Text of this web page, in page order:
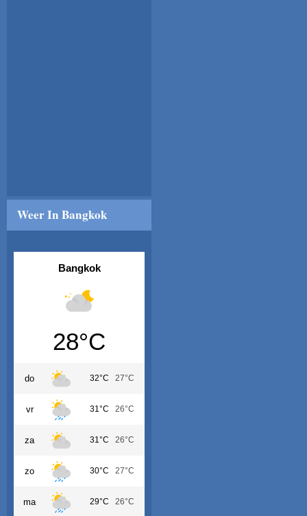
Weer In Bangkok
Bangkok
28°C
do 32°C 27°C
vr 31°C 26°C
za 31°C 26°C
zo 30°C 27°C
ma 29°C 26°C